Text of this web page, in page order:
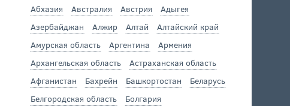
Абхазия Австралия Австрия
Адыгея
Азербайджан
Алжир Алтай
Алтайский край
Амурская область
Аргентина
Армения
Архангельская область
Астраханская область
Афганистан
Бахрейн Башкортостан
Беларусь
Белгородская область
Болгария